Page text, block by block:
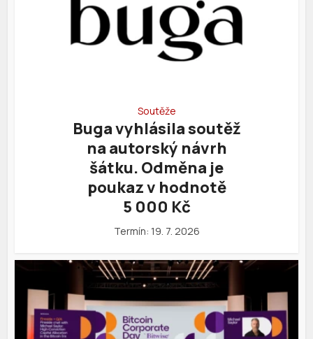
Soutěže
Buga vyhlásila soutěž
na autorský návrh
šátku. Odměna je
poukaz v hodnotě
5 000 Kč
Termín: 19. 7. 2026